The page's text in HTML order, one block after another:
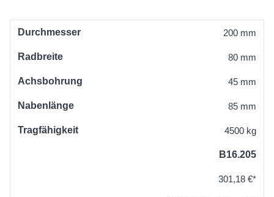
Durchmesser 200 mm
Radbreite 80 mm
Achsbohrung 45 mm
Nabenlänge 85 mm
Tragfähigkeit 4500 kg
B16.205
301,18 €*